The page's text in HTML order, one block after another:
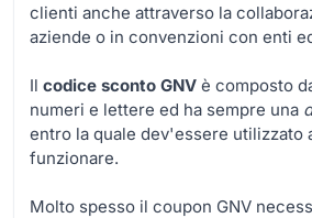
clienti anche attraverso la
aziende o in convenzioni con enti
Il codice sconto GNV è composto
numeri e lettere ed ha sempre una
entro la quale dev'essere utilizzato
funzionare.
Molto spesso il coupon GNV